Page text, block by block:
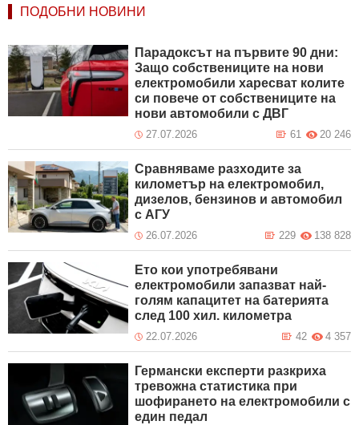
ПОДОБНИ НОВИНИ
Парадоксът на първите 90 дни:
Защо собствениците на нови
електромобили харесват колите
си повече от собствениците на
нови автомобили с ДВГ
27.07.2026 20 246
61
Сравняваме разходите за
километър на електромобил,
дизелов, бензинов и автомобил
с АГУ
26.07.2026 138 828
229
Ето кои употребявани
електромобили запазват най-
голям капацитет на батерията
след 100 хил. километра
22.07.2026 4 357
42
Германски експерти разкриха
тревожна статистика при
шофирането на електромобили с
един педал